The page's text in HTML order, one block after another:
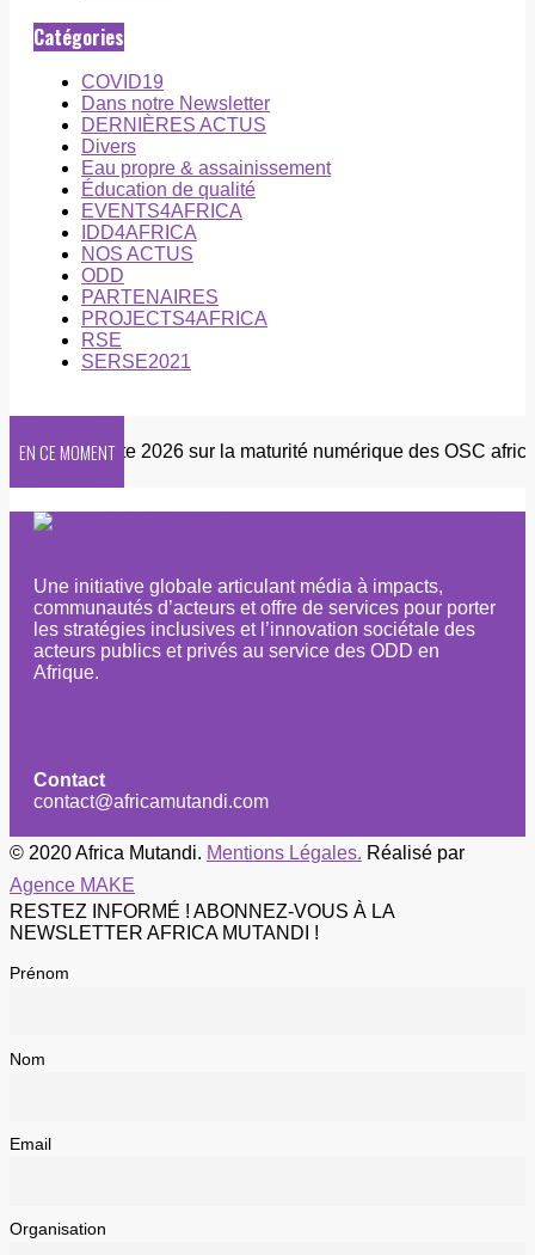
Catégories
COVID19
Dans notre Newsletter
DERNIÈRES ACTUS
Divers
Eau propre & assainissement
Éducation de qualité
EVENTS4AFRICA
IDD4AFRICA
NOS ACTUS
ODD
PARTENAIRES
PROJECTS4AFRICA
RSE
SERSE2021
EN CE MOMENT
Enquête 2026 sur la maturité numérique des OSC
Une initiative globale articulant média à impacts,
communautés d’acteurs et offre de services pour porter
les stratégies inclusives et l’innovation sociétale des
acteurs publics et privés au service des ODD en
Afrique.
Contact
contact@africamutandi.com
© 2020 Africa Mutandi. Mentions Légales. Réalisé par
Agence MAKE
RESTEZ INFORMÉ ! ABONNEZ-VOUS À LA
NEWSLETTER AFRICA MUTANDI !
Prénom
Nom
Email
Organisation